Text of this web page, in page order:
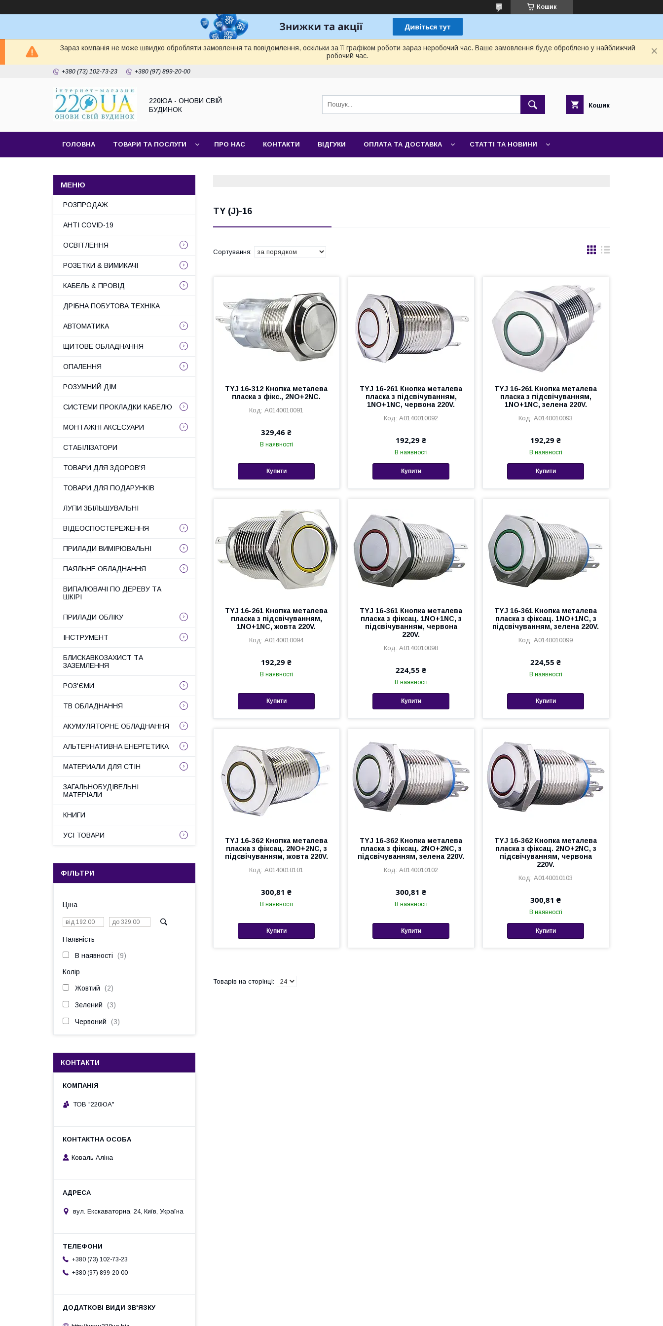
Кошик
Зараз компанія не може швидко обробляти замовлення та повідомлення, оскільки за її графіком роботи зараз неробочий час. Ваше замовлення буде оброблено у найближчий
робочий час.
+380 (73) 102-73-23 +380 (97) 899-20-00
220ЮА - ОНОВИ СВІЙ
БУДИНОК
Кошик
ГОЛОВНА ТОВАРИ ТА ПОСЛУГИ ПРО НАС КОНТАКТИ ВІДГУКИ ОПЛАТА ТА ДОСТАВКА СТАТТІ ТА НОВИНИ
TY (J)-16
TYJ 16-312 Кнопка металева
пласка з фікс., 2NO+2NC.
A0140010091
329,46 ₴
В наявності
Купити
TYJ 16-261 Кнопка металева
пласка з підсвічуванням,
1NO+1NC, червона 220V.
A0140010092
192,29 ₴
В наявності
Купити
TYJ 16-261 Кнопка металева
пласка з підсвічуванням,
1NO+1NC, зелена 220V.
A0140010093
192,29 ₴
В наявності
Купити
TYJ 16-261 Кнопка металева
пласка з підсвічуванням,
1NO+1NC, жовта 220V.
A0140010094
192,29 ₴
В наявності
Купити
TYJ 16-361 Кнопка металева
пласка з фіксац. 1NO+1NC, з
підсвічуванням, червона
220V.
A0140010098
224,55 ₴
В наявності
Купити
TYJ 16-361 Кнопка металева
пласка з фіксац. 1NO+1NC, з
підсвічуванням, зелена 220V.
A0140010099
224,55 ₴
В наявності
Купити
TYJ 16-362 Кнопка металева
пласка з фіксац. 2NO+2NC, з
підсвічуванням, жовта 220V.
A0140010101
300,81 ₴
В наявності
Купити
TYJ 16-362 Кнопка металева
пласка з фіксац. 2NO+2NC, з
підсвічуванням, зелена 220V.
A0140010102
300,81 ₴
В наявності
Купити
TYJ 16-362 Кнопка металева
пласка з фіксац. 2NO+2NC, з
підсвічуванням, червона
220V.
A0140010103
300,81 ₴
В наявності
Купити
РОЗПРОДАЖ
АНТІ COVID-19
ОСВІТЛЕННЯ
РОЗЕТКИ & ВИМИКАЧІ
КАБЕЛЬ & ПРОВІД
ДРІБНА ПОБУТОВА ТЕХНІКА
АВТОМАТИКА
ЩИТОВЕ ОБЛАДНАННЯ
ОПАЛЕННЯ
РОЗУМНИЙ ДІМ
СИСТЕМИ ПРОКЛАДКИ КАБЕЛЮ
МОНТАЖНІ АКСЕСУАРИ
СТАБІЛІЗАТОРИ
ТОВАРИ ДЛЯ ЗДОРОВ'Я
ТОВАРИ ДЛЯ ПОДАРУНКІВ
ЛУПИ ЗБІЛЬШУВАЛЬНІ
ВІДЕОСПОСТЕРЕЖЕННЯ
ПРИЛАДИ ВИМІРЮВАЛЬНІ
ПАЯЛЬНЕ ОБЛАДНАННЯ
ВИПАЛЮВАЧІ ПО ДЕРЕВУ ТА
ШКІРІ
ПРИЛАДИ ОБЛІКУ
ІНСТРУМЕНТ
БЛИСКАВКОЗАХИСТ ТА
ЗАЗЕМЛЕННЯ
РОЗ'ЄМИ
ТВ ОБЛАДНАННЯ
АКУМУЛЯТОРНЕ ОБЛАДНАННЯ
АЛЬТЕРНАТИВНА ЕНЕРГЕТИКА
МАТЕРИАЛИ ДЛЯ СТІН
ЗАГАЛЬНОБУДІВЕЛЬНІ
МАТЕРІАЛИ
КНИГИ
УСІ ТОВАРИ
ФІЛЬТРИ
Ціна
Наявність
В наявності 9
Колір
Жовтий 2
Зелений 3
Червоний 3
КОНТАКТИ
ТОВ "220ЮА"
Коваль Аліна
вул. Екскаваторна, 24, Київ, Україна
+380 (73) 102-73-23
+380 (97) 899-20-00